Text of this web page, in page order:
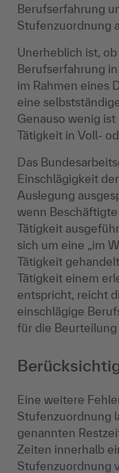
Berufserfahrung
Stufenzuordnung
Unerheblich ist,
Berufserfahrung
im Rahmen eines
eine
Genauso wenig
Tätigkeit in Voll-
Das
Einschlägigkeit
Auslegung
wenn Beschäftigte
Tätigkeit
sich um eine „im
Tätigkeit
Tätigkeit einem
entspricht, reicht
einschlägige
für die
Eine weitere
Stufenzuordnung
genannten
Zeiten innerhalb
Stufenzuordnung